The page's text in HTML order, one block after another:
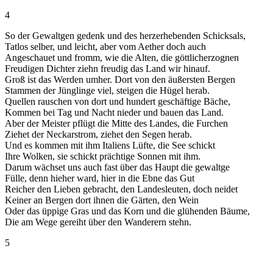
4
So der Gewaltgen gedenk und des herzerhebenden Schicksals,
Tatlos selber, und leicht, aber vom Aether doch auch
Angeschauet und fromm, wie die Alten, die göttlicherzognen
Freudigen Dichter ziehn freudig das Land wir hinauf.
Groß ist das Werden umher. Dort von den äußersten Bergen
Stammen der Jünglinge viel, steigen die Hügel herab.
Quellen rauschen von dort und hundert geschäftige Bäche,
Kommen bei Tag und Nacht nieder und bauen das Land.
Aber der Meister pflügt die Mitte des Landes, die Furchen
Ziehet der Neckarstrom, ziehet den Segen herab.
Und es kommen mit ihm Italiens Lüfte, die See schickt
Ihre Wolken, sie schickt prächtige Sonnen mit ihm.
Darum wächset uns auch fast über das Haupt die gewaltge
Fülle, denn hieher ward, hier in die Ebne das Gut
Reicher den Lieben gebracht, den Landesleuten, doch neidet
Keiner an Bergen dort ihnen die Gärten, den Wein
Oder das üppige Gras und das Korn und die glühenden Bäume,
Die am Wege gereiht über den Wanderern stehn.
5